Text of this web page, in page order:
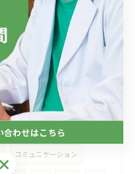
望 適応障害
仕事 会社
ア メンタルヘルス対策
愛情 希死念慮
リモートカウンセリング
コミュニケーション
合わせはこちら
合わせはこちら